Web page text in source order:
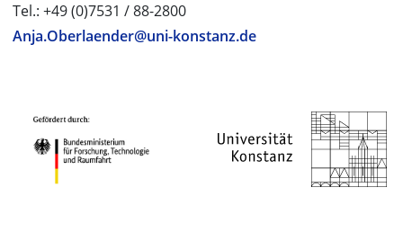
Tel.: +49 (0)7531 / 88-2800
Anja.Oberlaender@uni-konstanz.de